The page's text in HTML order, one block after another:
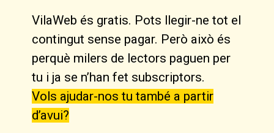
VilaWeb és gratis. Pots llegir-ne tot el
contingut sense pagar. Però això és
perquè milers de lectors paguen per
tu i ja se n’han fet subscriptors.
Vols ajudar-nos tu també a partir
d’avui?